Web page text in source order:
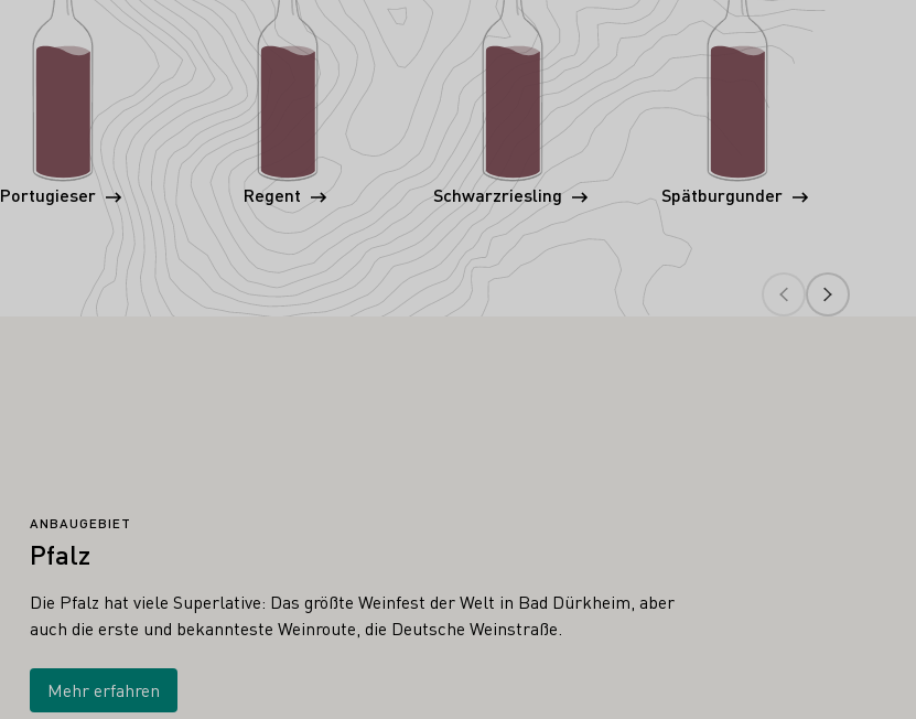
Portugieser Regent Schwarzriesling Spätburgunder
ANBAUGEBIET
Pfalz
Die Pfalz hat viele Superlative: Das größte Weinfest der Welt in Bad Dürkheim, aber
auch die erste und bekannteste Weinroute, die Deutsche Weinstraße.
Mehr erfahren